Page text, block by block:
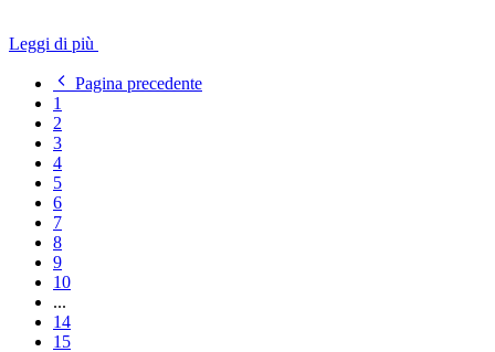
Leggi di più
Pagina precedente
1
2
3
4
5
6
7
8
9
10
...
14
15